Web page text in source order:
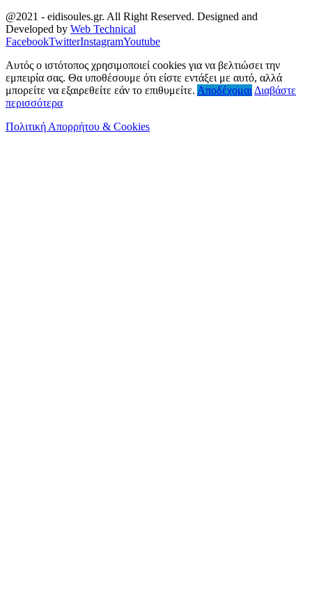
@2021 - eidisoules.gr. All Right Reserved. Designed and
Developed by Web Technical
FacebookTwitterInstagramYoutube
Αυτός ο ιστότοπος χρησιμοποιεί cookies για να βελτιώσει την
εμπειρία σας. Θα υποθέσουμε ότι είστε εντάξει με αυτό, αλλά
μπορείτε να εξαιρεθείτε εάν το επιθυμείτε. Αποδέχομαι Διαβάστε
περισσότερα
Πολιτική Απορρήτου & Cookies